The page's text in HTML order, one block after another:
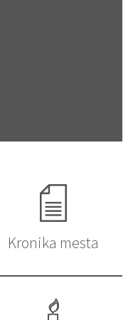
Kronika mesta